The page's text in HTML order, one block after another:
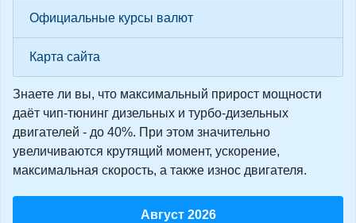
Официальные курсы валют
Карта сайта
Знаете ли вы, что максимальный прирост мощности
даёт чип-тюнинг дизельных и турбо-дизельных
двигателей - до 40%. При этом значительно
увеличиваются крутящий момент, ускорение,
максимальная скорость, а также износ двигателя.
Август 2026